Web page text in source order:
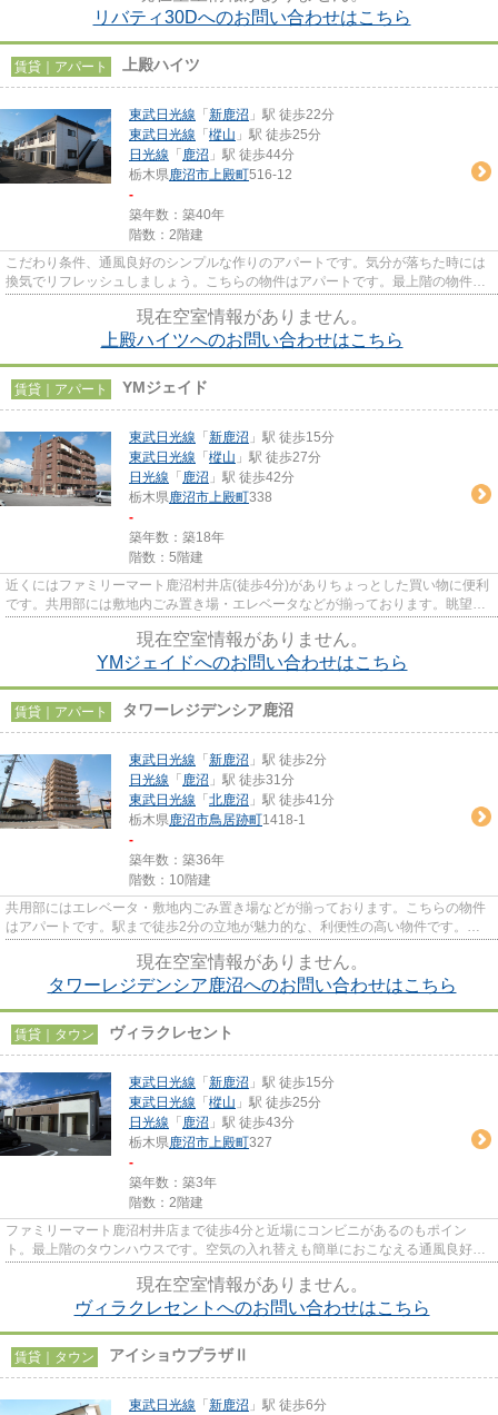
リバティ30Dへのお問い合わせはこちら
賃貸｜アパート 上殿ハイツ
東武日光線 「 新鹿沼 」駅 徒歩22分
東武日光線 「 樅山 」駅 徒歩25分
日光線 「 鹿沼 」駅 徒歩44分
栃木県鹿沼市上殿町516-12
-
築年数：築40年
階数：2階建
こだわり条件、通風良好のシンプルな作りのアパートです。気分が落ちた時には
換気でリフレッシュしましょう。こちらの物件はアパートです。最上階の物件で
現在空室情報がありません。
上殿ハイツへのお問い合わせはこちら
賃貸｜アパート YMジェイド
東武日光線 「 新鹿沼 」駅 徒歩15分
東武日光線 「 樅山 」駅 徒歩27分
日光線 「 鹿沼 」駅 徒歩42分
栃木県鹿沼市上殿町338
-
築年数：築18年
階数：5階建
近くにはファミリーマート鹿沼村井店(徒歩4分)がありちょっとした買い物に便利
です。共用部には敷地内ごみ置き場・エレベータなどが揃っております。眺望良
現在空室情報がありません。
YMジェイドへのお問い合わせはこちら
賃貸｜アパート タワーレジデンシア鹿沼
東武日光線 「 新鹿沼 」駅 徒歩2分
日光線 「 鹿沼 」駅 徒歩31分
東武日光線 「 北鹿沼 」駅 徒歩41分
栃木県鹿沼市鳥居跡町1418-1
-
築年数：築36年
階数：10階建
共用部にはエレベータ・敷地内ごみ置き場などが揃っております。こちらの物件
はアパートです。駅まで徒歩2分の立地が魅力的な、利便性の高い物件です。場
現在空室情報がありません。
タワーレジデンシア鹿沼へのお問い合わせはこちら
賃貸｜タウン ヴィラクレセント
東武日光線 「 新鹿沼 」駅 徒歩15分
東武日光線 「 樅山 」駅 徒歩25分
日光線 「 鹿沼 」駅 徒歩43分
栃木県鹿沼市上殿町327
-
築年数：築3年
階数：2階建
ファミリーマート鹿沼村井店まで徒歩4分と近場にコンビニがあるのもポイン
ト。最上階のタウンハウスです。空気の入れ替えも簡単におこなえる通風良好の
現在空室情報がありません。
ヴィラクレセントへのお問い合わせはこちら
賃貸｜タウン アイショウプラザⅡ
東武日光線 「 新鹿沼 」駅 徒歩6分